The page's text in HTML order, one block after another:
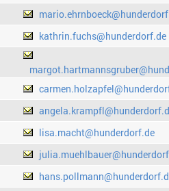
kathrin.fuchs@hunderdorf.de
lisa.macht@hunderdorf.de